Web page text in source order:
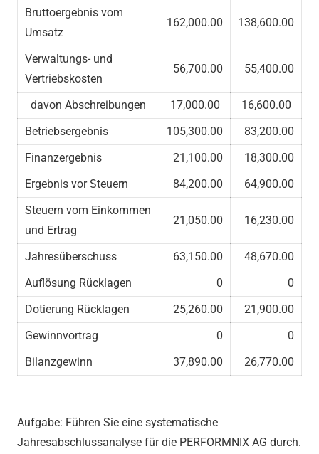
Bruttoergebnis vom
Umsatz
162,000.00 138,600.00
Verwaltungs- und
Vertriebskosten
56,700.00 55,400.00
davon Abschreibungen 17,000.00
16,600.00
Betriebsergebnis
105,300.00
83,200.00
Finanzergebnis
21,100.00
18,300.00
Ergebnis vor Steuern
84,200.00
64,900.00
Steuern vom Einkommen
und Ertrag
21,050.00 16,230.00
Jahresüberschuss 63,150.00
48,670.00
Auflösung Rücklagen
0
0
Dotierung Rücklagen
25,260.00
21,900.00
Gewinnvortrag
0
0
Bilanzgewinn
37,890.00 26,770.00
Aufgabe: Führen Sie eine systematische
Jahresabschlussanalyse für die PERFORMNIX AG durch.